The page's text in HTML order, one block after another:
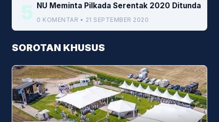
5 NU Meminta Pilkada Serentak 2020 Ditunda
0 KOMENTAR • 21 SEPTEMBER 2020
SOROTAN KHUSUS